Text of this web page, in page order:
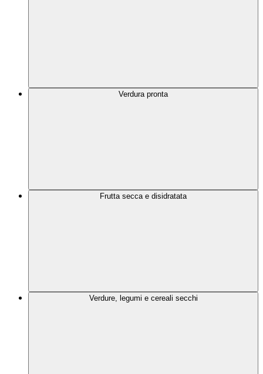
Verdura pronta
Frutta secca e disidratata
Verdure, legumi e cereali secchi